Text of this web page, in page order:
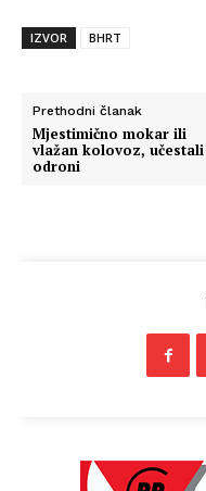
IZVOR BHRT
Prethodni članak
Mjestimično mokar ili
vlažan kolovoz, učestali
odroni